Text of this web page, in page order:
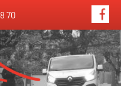
70